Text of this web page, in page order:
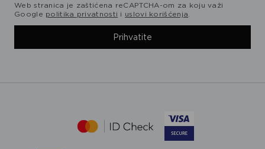
Web stranica je zaštićena reCAPTCHA-om za koju važi
Google politika privatnosti i uslovi korišćenja.
Prihvatite